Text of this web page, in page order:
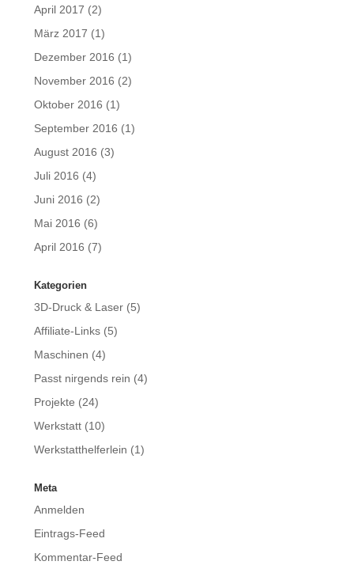
April 2017 (2)
März 2017 (1)
Dezember 2016 (1)
November 2016 (2)
Oktober 2016 (1)
September 2016 (1)
August 2016 (3)
Juli 2016 (4)
Juni 2016 (2)
Mai 2016 (6)
April 2016 (7)
Kategorien
3D-Druck & Laser(5)
Affiliate-Links(5)
Maschinen (4)
Passt nirgends rein (4)
Projekte (24)
Werkstatt(10)
Werkstatthelferlein (1)
Meta
Anmelden
Eintrags-Feed
Kommentar-Feed